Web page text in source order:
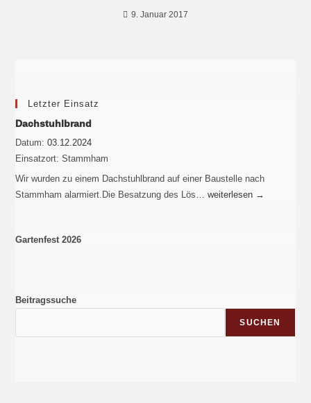
9. Januar 2017
Letzter Einsatz
Dachstuhlbrand
Datum:03.12.2024
Einsatzort: Stammham
Wir wurden zu einem Dachstuhlbrand auf einer Baustelle nach
Stammham alarmiert.Die Besatzung des Lös…weiterlesen →
Gartenfest 2026
Beitragssuche
SUCHEN